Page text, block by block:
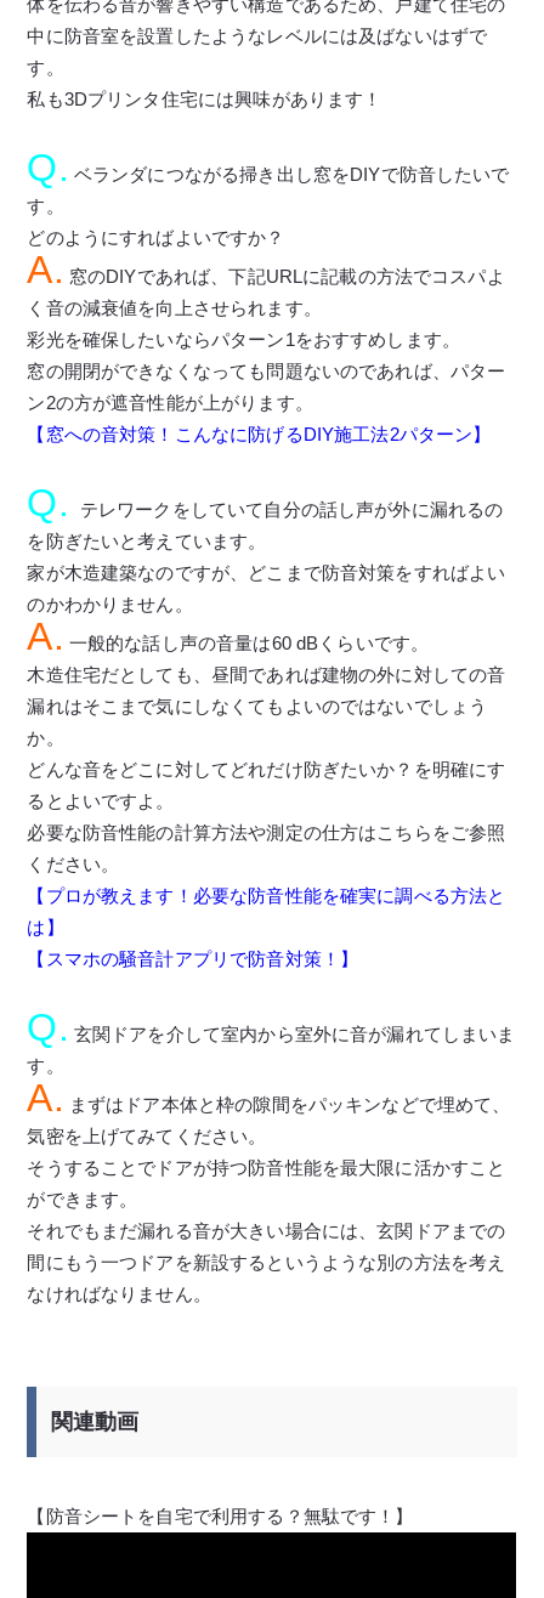
中に防音室を設置したようなレベルには及ばないはずで
す。
私も3Dプリンタ住宅には興味があります！
Q. ベランダにつながる掃き出し窓をDIYで防音したいで
す。
どのようにすればよいですか？
A. 窓のDIYであれば、下記URLに記載の方法でコスパよ
く音の減衰値を向上させられます。
彩光を確保したいならパターン1をおすすめします。
窓の開閉ができなくなっても問題ないのであれば、パター
ン2の方が遮音性能が上がります。
【窓への音対策！こんなに防げるDIY施工法2パターン】
Q.
テレワークをしていて自分の話し声が外に漏れるの
を防ぎたいと考えています。
家が木造建築なのですが、どこまで防音対策をすればよい
のかわかりません。
A. 一般的な話し声の音量は60 dBくらいです。
木造住宅だとしても、昼間であれば建物の外に対しての音
漏れはそこまで気にしなくてもよいのではないでしょう
か。
どんな音をどこに対してどれだけ防ぎたいか？を明確にす
るとよいですよ。
必要な防音性能の計算方法や測定の仕方はこちらをご参照
ください。
【プロが教えます！必要な防音性能を確実に調べる方法と
は】
【スマホの騒音計アプリで防音対策！】
Q. 玄関ドアを介して室内から室外に音が漏れてしまいま
す。
A. まずはドア本体と枠の隙間をパッキンなどで埋めて、
気密を上げてみてください。
そうすることでドアが持つ防音性能を最大限に活かすこと
ができます。
それでもまだ漏れる音が大きい場合には、玄関ドアまでの
間にもう一つドアを新設するというような別の方法を考え
なければなりません。
関連動画
【防音シートを自宅で利用する？無駄です！】